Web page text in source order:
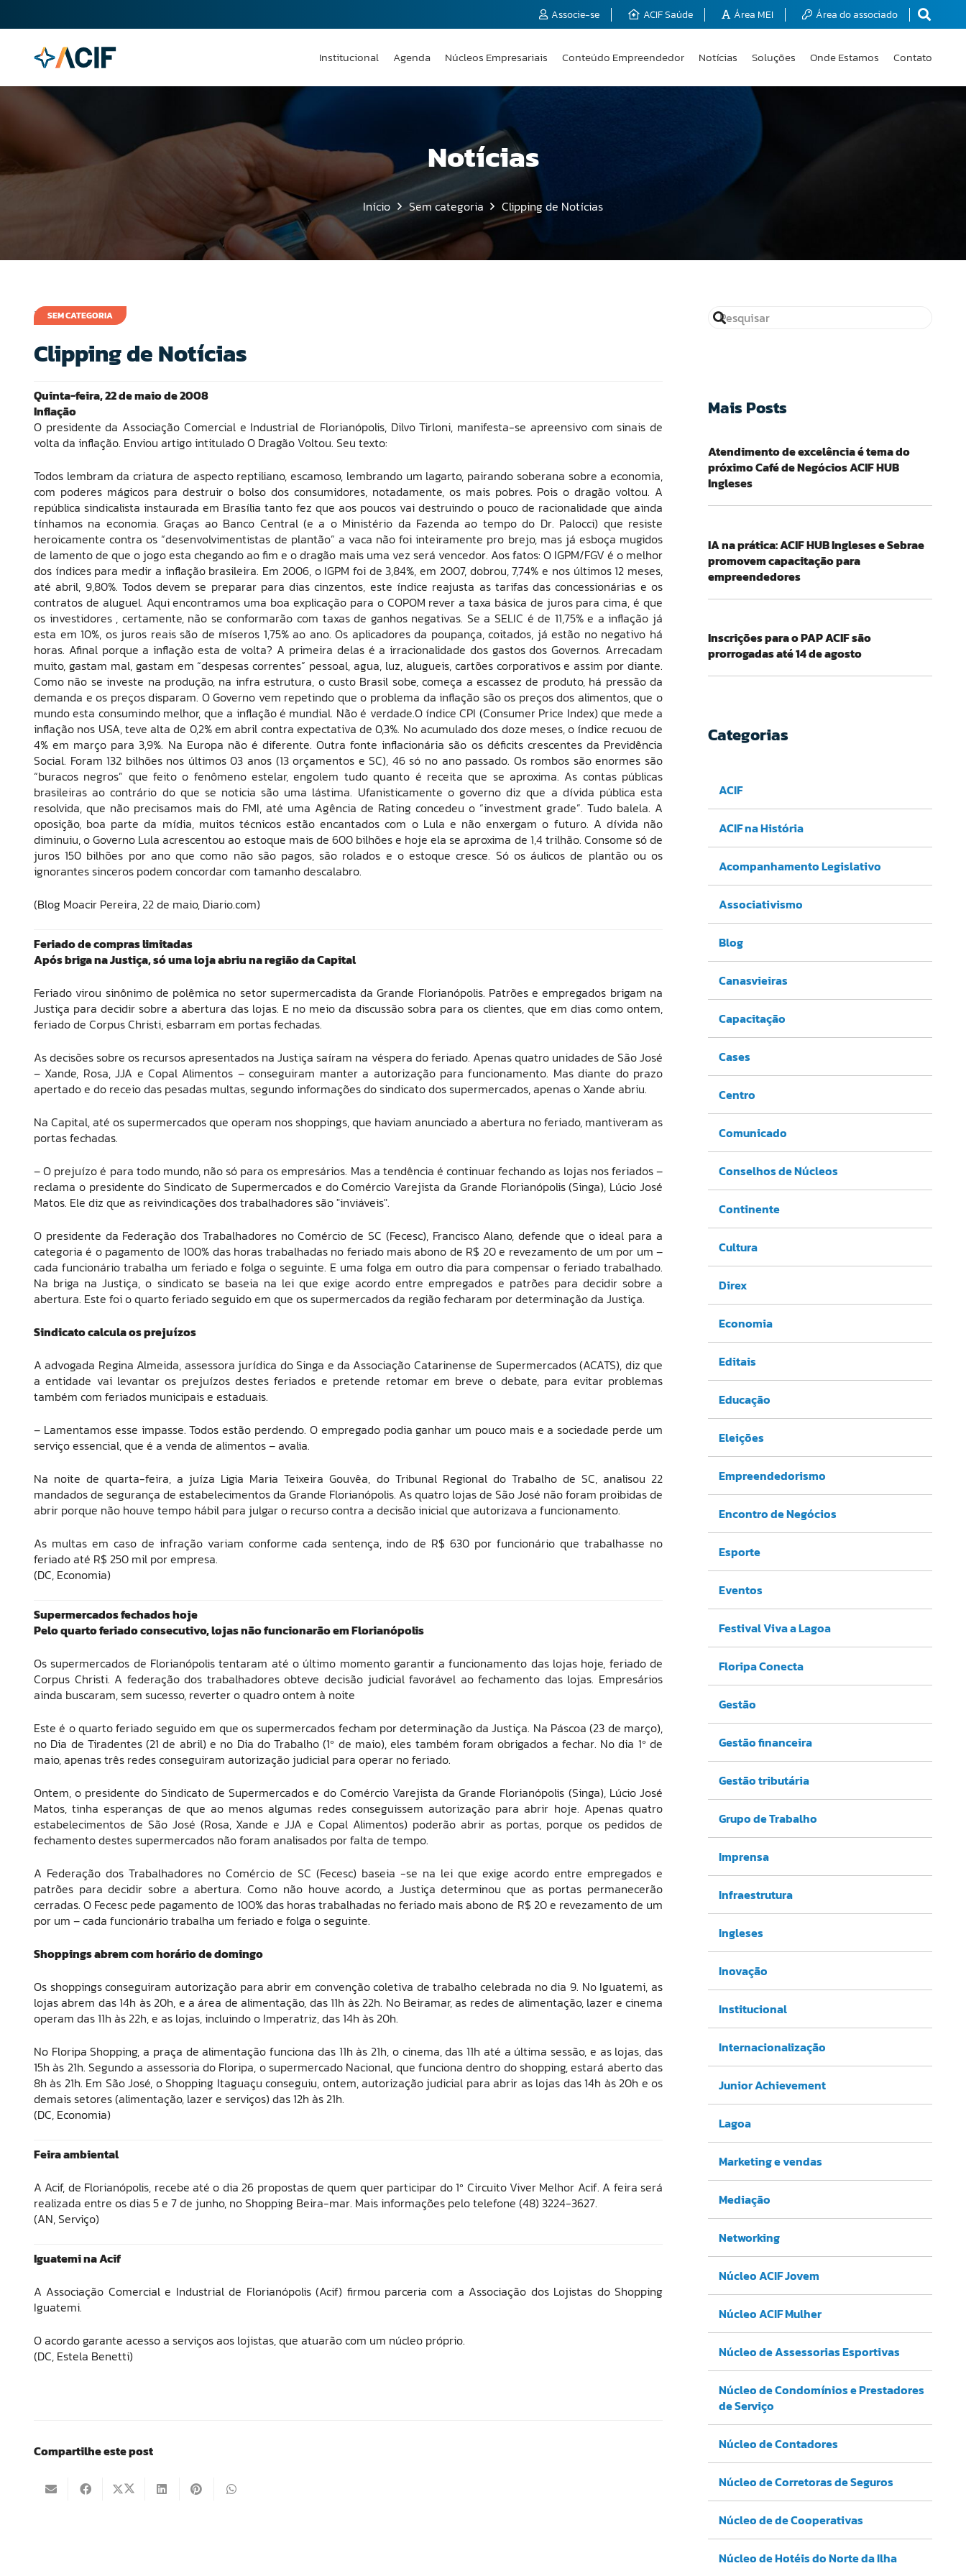
Associe-se ACIF Saúde Área MEI Área do associado
Institucional Agenda Núcleos Empresariais Conteúdo Empreendedor Notícias Soluções Onde Estamos Contato
Notícias
Início Sem categoria Clipping de Notícias
SEM CATEGORIA
23 de maio de 2008
Clipping de Notícias
Quinta-feira, 22 de maio de 2008
Inflação
O presidente da Associação Comercial e Industrial de Florianópolis, Dilvo Tirloni, manifesta-se apreensivo com sinais de
volta da inflação. Enviou artigo intitulado O Dragão Voltou. Seu texto:
Todos lembram da criatura de aspecto reptiliano, escamoso, lembrando um lagarto, pairando soberana sobre a economia,
com poderes mágicos para destruir o bolso dos consumidores, notadamente, os mais pobres. Pois o dragão voltou. A
república sindicalista instaurada em Brasília tanto fez que aos poucos vai destruindo o pouco de racionalidade que ainda
tínhamos na economia. Graças ao Banco Central (e a o Ministério da Fazenda ao tempo do Dr. Palocci) que resiste
heroicamente contra os “desenvolvimentistas de plantão” a vaca não foi inteiramente pro brejo, mas já esboça mugidos
de lamento de que o jogo esta chegando ao fim e o dragão mais uma vez será vencedor. Aos fatos: O IGPM/FGV é o melhor
dos índices para medir a inflação brasileira. Em 2006, o IGPM foi de 3,84%, em 2007, dobrou, 7,74% e nos últimos 12 meses,
até abril, 9,80%. Todos devem se preparar para dias cinzentos, este índice reajusta as tarifas das concessionárias e os
contratos de aluguel. Aqui encontramos uma boa explicação para o COPOM rever a taxa básica de juros para cima, é que
os investidores , certamente, não se conformarão com taxas de ganhos negativas. Se a SELIC é de 11,75% e a inflação já
esta em 10%, os juros reais são de míseros 1,75% ao ano. Os aplicadores da poupança, coitados, já estão no negativo há
horas. Afinal porque a inflação esta de volta? A primeira delas é a irracionalidade dos gastos dos Governos. Arrecadam
muito, gastam mal, gastam em “despesas correntes” pessoal, agua, luz, alugueis, cartões corporativos e assim por diante.
Como não se investe na produção, na infra estrutura, o custo Brasil sobe, começa a escassez de produto, há pressão da
demanda e os preços disparam. O Governo vem repetindo que o problema da inflação são os preços dos alimentos, que o
mundo esta consumindo melhor, que a inflação é mundial. Não é verdade.O índice CPI (Consumer Price Index) que mede a
inflação nos USA, teve alta de 0,2% em abril contra expectativa de 0,3%. No acumulado dos doze meses, o índice recuou de
4% em março para 3,9%. Na Europa não é diferente. Outra fonte inflacionária são os déficits crescentes da Previdência
Social. Foram 132 bilhões nos últimos 03 anos (13 orçamentos e SC), 46 só no ano passado. Os rombos são enormes são
“buracos negros” que feito o fenômeno estelar, engolem tudo quanto é receita que se aproxima. As contas públicas
brasileiras ao contrário do que se noticia são uma lástima. Ufanisticamente o governo diz que a dívida pública esta
resolvida, que não precisamos mais do FMI, até uma Agência de Rating concedeu o “investment grade”. Tudo balela. A
oposição, boa parte da mídia, muitos técnicos estão encantados com o Lula e não enxergam o futuro. A dívida não
diminuiu, o Governo Lula acrescentou ao estoque mais de 600 bilhões e hoje ela se aproxima de 1,4 trilhão. Consome só de
juros 150 bilhões por ano que como não são pagos, são rolados e o estoque cresce. Só os áulicos de plantão ou os
ignorantes sinceros podem concordar com tamanho descalabro.
(Blog Moacir Pereira, 22 de maio, Diario.com)
Feriado de compras limitadas
Após briga na Justiça, só uma loja abriu na região da Capital
Feriado virou sinônimo de polêmica no setor supermercadista da Grande Florianópolis. Patrões e empregados brigam na
Justiça para decidir sobre a abertura das lojas. E no meio da discussão sobra para os clientes, que em dias como ontem,
feriado de Corpus Christi, esbarram em portas fechadas.
As decisões sobre os recursos apresentados na Justiça saíram na véspera do feriado. Apenas quatro unidades de São José
– Xande, Rosa, JJA e Copal Alimentos – conseguiram manter a autorização para funcionamento. Mas diante do prazo
apertado e do receio das pesadas multas, segundo informações do sindicato dos supermercados, apenas o Xande abriu.
Na Capital, até os supermercados que operam nos shoppings, que haviam anunciado a abertura no feriado, mantiveram as
portas fechadas.
– O prejuízo é para todo mundo, não só para os empresários. Mas a tendência é continuar fechando as lojas nos feriados –
reclama o presidente do Sindicato de Supermercados e do Comércio Varejista da Grande Florianópolis (Singa), Lúcio José
Matos. Ele diz que as reivindicações dos trabalhadores são "inviáveis".
O presidente da Federação dos Trabalhadores no Comércio de SC (Fecesc), Francisco Alano, defende que o ideal para a
categoria é o pagamento de 100% das horas trabalhadas no feriado mais abono de R$ 20 e revezamento de um por um –
cada funcionário trabalha um feriado e folga o seguinte. E uma folga em outro dia para compensar o feriado trabalhado.
Na briga na Justiça, o sindicato se baseia na lei que exige acordo entre empregados e patrões para decidir sobre a
abertura. Este foi o quarto feriado seguido em que os supermercados da região fecharam por determinação da Justiça.
Sindicato calcula os prejuízos
A advogada Regina Almeida, assessora jurídica do Singa e da Associação Catarinense de Supermercados (ACATS), diz que
a entidade vai levantar os prejuízos destes feriados e pretende retomar em breve o debate, para evitar problemas
também com feriados municipais e estaduais.
– Lamentamos esse impasse. Todos estão perdendo. O empregado podia ganhar um pouco mais e a sociedade perde um
serviço essencial, que é a venda de alimentos – avalia.
Na noite de quarta-feira, a juíza Ligia Maria Teixeira Gouvêa, do Tribunal Regional do Trabalho de SC, analisou 22
mandados de segurança de estabelecimentos da Grande Florianópolis. As quatro lojas de São José não foram proibidas de
abrir porque não houve tempo hábil para julgar o recurso contra a decisão inicial que autorizava a funcionamento.
As multas em caso de infração variam conforme cada sentença, indo de R$ 630 por funcionário que trabalhasse no
feriado até R$ 250 mil por empresa.
(DC, Economia)
Supermercados fechados hoje
Pelo quarto feriado consecutivo, lojas não funcionarão em Florianópolis
Os supermercados de Florianópolis tentaram até o último momento garantir a funcionamento das lojas hoje, feriado de
Corpus Christi. A federação dos trabalhadores obteve decisão judicial favorável ao fechamento das lojas. Empresários
ainda buscaram, sem sucesso, reverter o quadro ontem à noite
Este é o quarto feriado seguido em que os supermercados fecham por determinação da Justiça. Na Páscoa (23 de março),
no Dia de Tiradentes (21 de abril) e no Dia do Trabalho (1º de maio), eles também foram obrigados a fechar. No dia 1º de
maio, apenas três redes conseguiram autorização judicial para operar no feriado.
Ontem, o presidente do Sindicato de Supermercados e do Comércio Varejista da Grande Florianópolis (Singa), Lúcio José
Matos, tinha esperanças de que ao menos algumas redes conseguissem autorização para abrir hoje. Apenas quatro
estabelecimentos de São José (Rosa, Xande e JJA e Copal Alimentos) poderão abrir as portas, porque os pedidos de
fechamento destes supermercados não foram analisados por falta de tempo.
A Federação dos Trabalhadores no Comércio de SC (Fecesc) baseia -se na lei que exige acordo entre empregados e
patrões para decidir sobre a abertura. Como não houve acordo, a Justiça determinou que as portas permanecerão
cerradas. O Fecesc pede pagamento de 100% das horas trabalhadas no feriado mais abono de R$ 20 e revezamento de um
por um – cada funcionário trabalha um feriado e folga o seguinte.
Shoppings abrem com horário de domingo
Os shoppings conseguiram autorização para abrir em convenção coletiva de trabalho celebrada no dia 9. No Iguatemi, as
lojas abrem das 14h às 20h, e a área de alimentação, das 11h às 22h. No Beiramar, as redes de alimentação, lazer e cinema
operam das 11h às 22h, e as lojas, incluindo o Imperatriz, das 14h às 20h.
No Floripa Shopping, a praça de alimentação funciona das 11h às 21h, o cinema, das 11h até a última sessão, e as lojas, das
15h às 21h. Segundo a assessoria do Floripa, o supermercado Nacional, que funciona dentro do shopping, estará aberto das
8h às 21h. Em São José, o Shopping Itaguaçu conseguiu, ontem, autorização judicial para abrir as lojas das 14h às 20h e os
demais setores (alimentação, lazer e serviços) das 12h às 21h.
(DC, Economia)
Feira ambiental
A Acif, de Florianópolis, recebe até o dia 26 propostas de quem quer participar do 1º Circuito Viver Melhor Acif. A feira será
realizada entre os dias 5 e 7 de junho, no Shopping Beira-mar. Mais informações pelo telefone (48) 3224-3627.
(AN, Serviço)
Iguatemi na Acif
A Associação Comercial e Industrial de Florianópolis (Acif) firmou parceria com a Associação dos Lojistas do Shopping
Iguatemi.
O acordo garante acesso a serviços aos lojistas, que atuarão com um núcleo próprio.
(DC, Estela Benetti)
Compartilhe este post
Mais Posts
Atendimento de excelência é tema do
próximo Café de Negócios ACIF HUB
Ingleses
IA na prática: ACIF HUB Ingleses e Sebrae
promovem capacitação para
empreendedores
Inscrições para o PAP ACIF são
prorrogadas até 14 de agosto
Categorias
ACIF
ACIF na História
Acompanhamento Legislativo
Associativismo
Blog
Canasvieiras
Capacitação
Cases
Centro
Comunicado
Conselhos de Núcleos
Continente
Cultura
Direx
Economia
Editais
Educação
Eleições
Empreendedorismo
Encontro de Negócios
Esporte
Eventos
Festival Viva a Lagoa
Floripa Conecta
Gestão
Gestão financeira
Gestão tributária
Grupo de Trabalho
Imprensa
Infraestrutura
Ingleses
Inovação
Institucional
Internacionalização
Junior Achievement
Lagoa
Marketing e vendas
Mediação
Networking
Núcleo ACIF Jovem
Núcleo ACIF Mulher
Núcleo de Assessorias Esportivas
Núcleo de Condomínios e Prestadores
de Serviço
Núcleo de Contadores
Núcleo de Corretoras de Seguros
Núcleo de de Cooperativas
Núcleo de Hotéis do Norte da Ilha